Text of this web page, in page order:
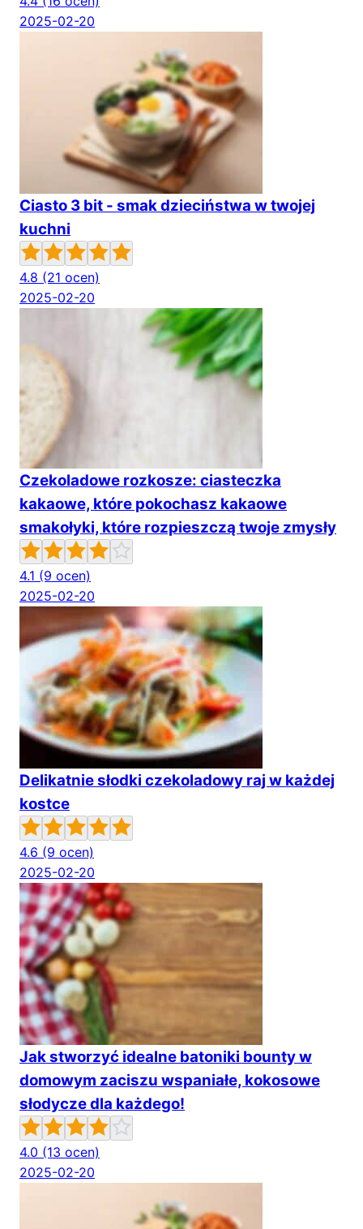
2025-02-20
Ciasto 3 bit - smak dzieciństwa w twojej
kuchni
4.8 (21 ocen)
2025-02-20
Czekoladowe rozkosze: ciasteczka
kakaowe, które pokochasz kakaowe
smakołyki, które rozpieszczą twoje zmysły
4.1 (9 ocen)
2025-02-20
Delikatnie słodki czekoladowy raj w każdej
kostce
4.6 (9 ocen)
2025-02-20
Jak stworzyć idealne batoniki bounty w
domowym zaciszu wspaniałe, kokosowe
słodycze dla każdego!
4.0 (13 ocen)
2025-02-20